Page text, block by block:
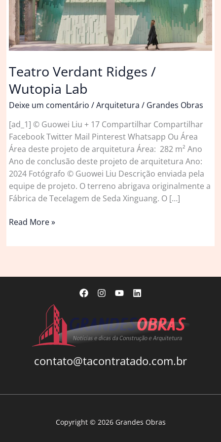
Teatro Verdant Ridges /
Wutopia Lab
Deixe um comentário /Arquitetura / Grandes Obras
[ad_1] © Guowei Liu + 17 Compartilhar Compartilhar
Facebook Twitter Mail Pinterest Whatsapp Ou Área
Área deste projeto de arquitetura Área: 282 m² Ano
Ano de conclusão deste projeto de arquitetura Ano:
2024 Fotógrafo © Guowei Liu Descrição enviada pela
equipe de projeto. O terreno abrigava originalmente a
Fábrica de Tecelagem de Seda Xinguang. O […]
Teatro
Ridges
Read More »
contato@tacontratado.com.br
Copyright © 2026 Grandes Obras